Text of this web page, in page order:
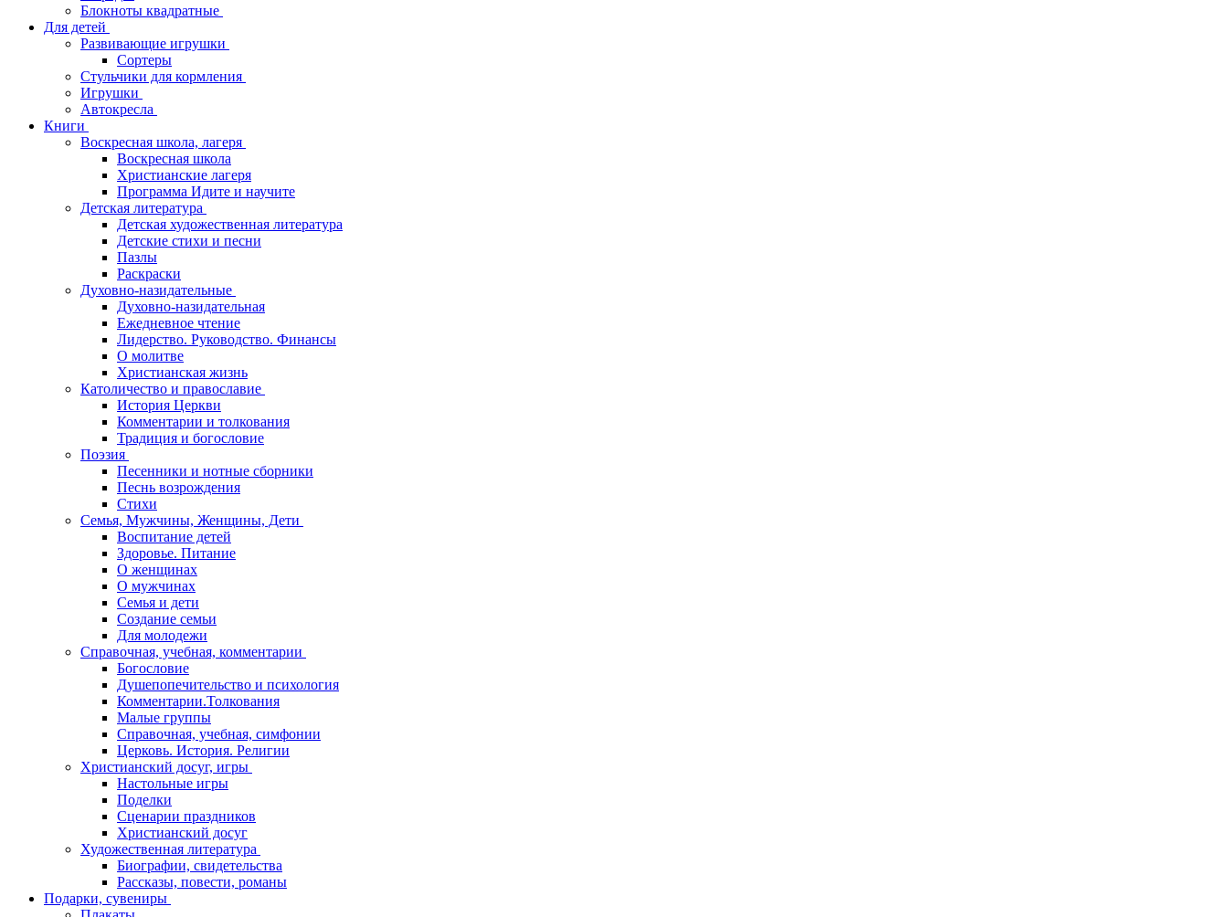
Блокноты квадратные
Для детей
Развивающие игрушки
Сортеры
Стульчики для кормления
Игрушки
Автокресла
Книги
Воскресная школа, лагеря
Воскресная школа
Христианские лагеря
Программа Идите и научите
Детская литература
Детская художественная литература
Детские стихи и песни
Пазлы
Раскраски
Духовно-назидательные
Духовно-назидательная
Ежедневное чтение
Лидерство. Руководство. Финансы
О молитве
Христианская жизнь
Католичество и православие
История Церкви
Комментарии и толкования
Традиция и богословие
Поэзия
Песенники и нотные сборники
Песнь возрождения
Стихи
Семья, Мужчины, Женщины, Дети
Воспитание детей
Здоровье. Питание
О женщинах
О мужчинах
Семья и дети
Создание семьи
Для молодежи
Справочная, учебная, комментарии
Богословие
Душепопечительство и психология
Комментарии.Толкования
Малые группы
Справочная, учебная, симфонии
Церковь. История. Религии
Христианский досуг, игры
Настольные игры
Поделки
Сценарии праздников
Христианский досуг
Художественная литература
Биографии, свидетельства
Рассказы, повести, романы
Подарки, сувениры